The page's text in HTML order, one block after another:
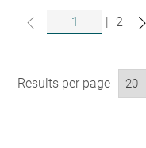
| 2
Results per page